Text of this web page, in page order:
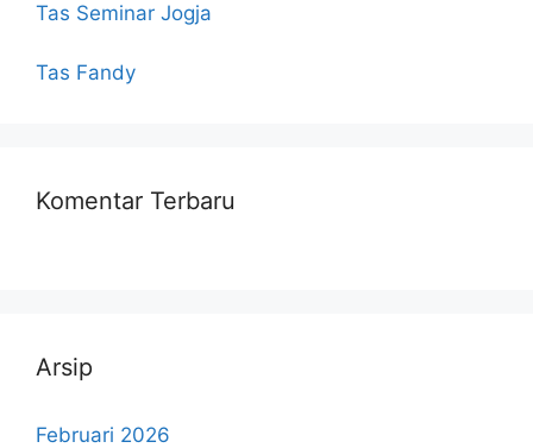
Tas Seminar Jogja
Tas Fandy
Komentar Terbaru
Arsip
Februari 2026